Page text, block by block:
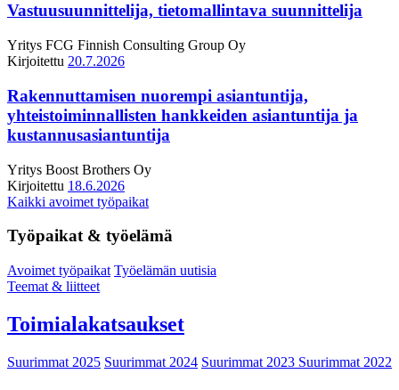
Vastuusuunnittelija, tietomallintava suunnittelija
Yritys FCG Finnish Consulting Group Oy
Kirjoitettu 20.7.2026
Rakennuttamisen nuorempi asiantuntija,
yhteistoiminnallisten hankkeiden asiantuntija ja
kustannusasiantuntija
Yritys Boost Brothers Oy
Kirjoitettu 18.6.2026
Kaikki avoimet työpaikat
Työpaikat & työelämä
Avoimet työpaikat Työelämän uutisia
Teemat & liitteet
Toimialakatsaukset
Suurimmat 2025 Suurimmat 2024 Suurimmat 2023 Suurimmat 2022